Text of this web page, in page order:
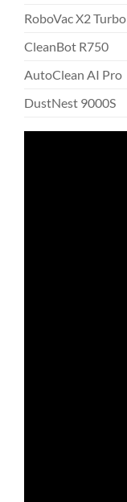
RoboVac X2 Turbo
CleanBot R750
AutoClean AI Pro
DustNest 9000S